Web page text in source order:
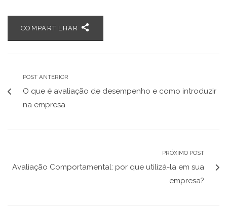
COMPARTILHAR
POST ANTERIOR
O que é avaliação de desempenho e como introduzir
na empresa
PRÓXIMO POST
Avaliação Comportamental: por que utilizá-la em sua
empresa?